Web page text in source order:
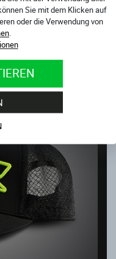
Sie mit dem Klicken auf
oder die Verwendung von
.